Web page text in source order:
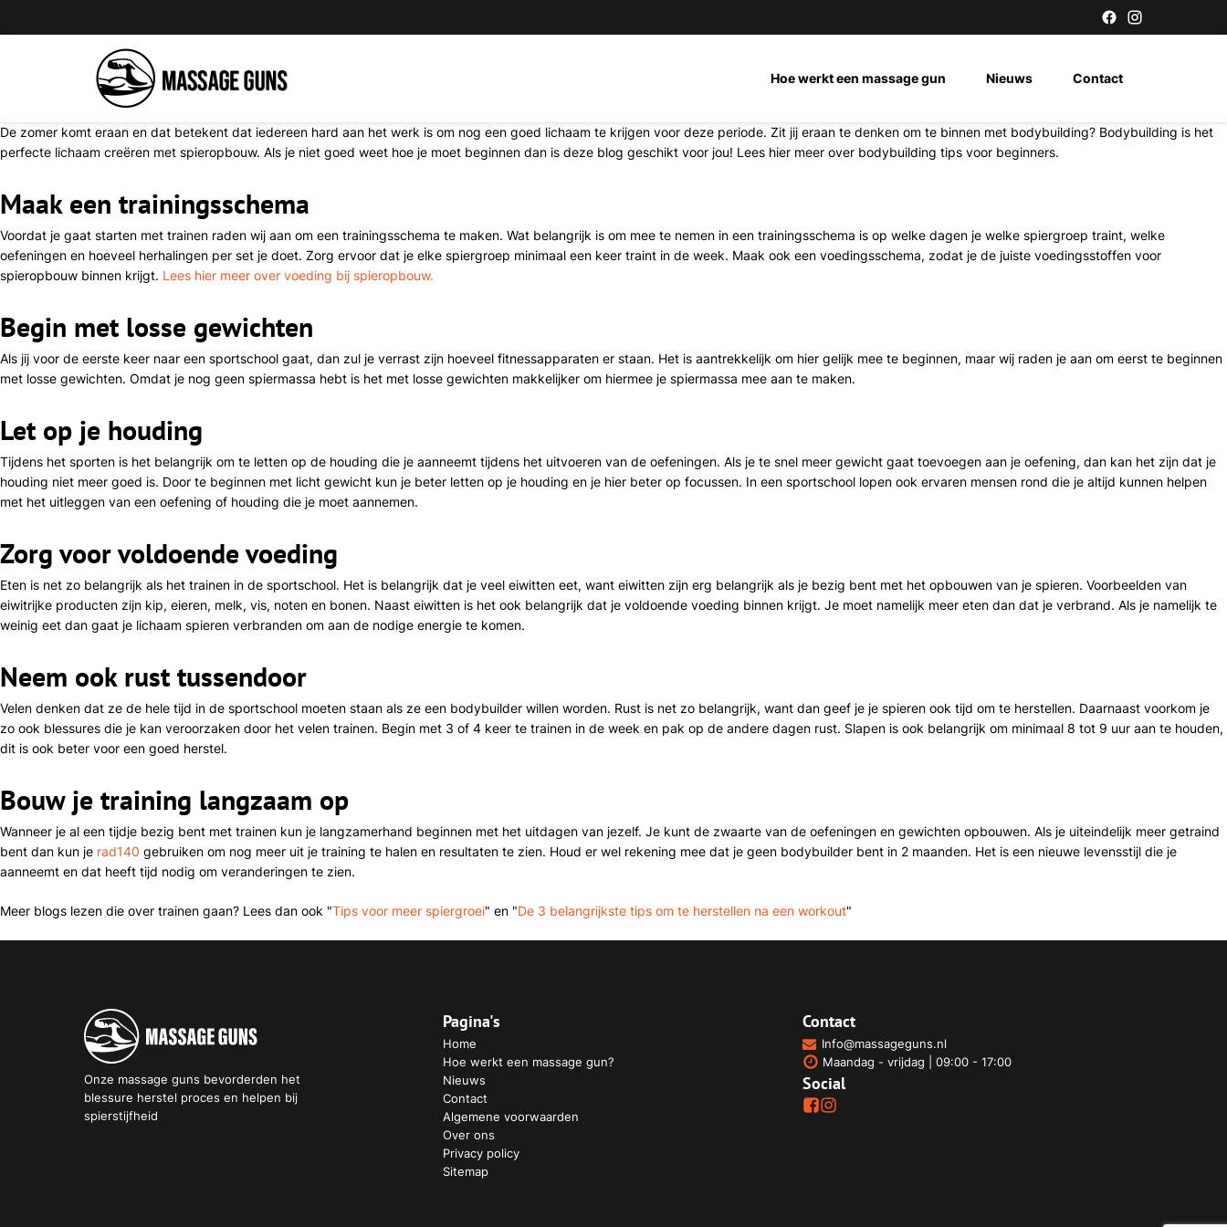
Hoe werkt een massage gun Nieuws Contact
De zomer komt eraan en dat betekent dat iedereen hard aan het werk is om nog een goed lichaam te krijgen voor deze periode. Zit jij eraan te denken om te binnen met bodybuilding? Bodybuilding is het
perfecte lichaam creëren met spieropbouw. Als je niet goed weet hoe je moet beginnen dan is deze blog geschikt voor jou! Lees hier meer over bodybuilding tips voor beginners.
Maak een trainingsschema
Voordat je gaat starten met trainen raden wij aan om een trainingsschema te maken. Wat belangrijk is om mee te nemen in een trainingsschema is op welke dagen je welke spiergroep traint, welke
oefeningen en hoeveel herhalingen per set je doet. Zorg ervoor dat je elke spiergroep minimaal een keer traint in de week. Maak ook een voedingsschema, zodat je de juiste voedingsstoffen voor
spieropbouw binnen krijgt. Lees hier meer over voeding bij spieropbouw.
Begin met losse gewichten
Als jij voor de eerste keer naar een sportschool gaat, dan zul je verrast zijn hoeveel fitnessapparaten er staan. Het is aantrekkelijk om hier gelijk mee te beginnen, maar wij raden je aan om eerst te beginnen
met losse gewichten. Omdat je nog geen spiermassa hebt is het met losse gewichten makkelijker om hiermee je spiermassa mee aan te maken.
Let op je houding
Tijdens het sporten is het belangrijk om te letten op de houding die je aanneemt tijdens het uitvoeren van de oefeningen. Als je te snel meer gewicht gaat toevoegen aan je oefening, dan kan het zijn dat je
houding niet meer goed is. Door te beginnen met licht gewicht kun je beter letten op je houding en je hier beter op focussen. In een sportschool lopen ook ervaren mensen rond die je altijd kunnen helpen
met het uitleggen van een oefening of houding die je moet aannemen.
Zorg voor voldoende voeding
Eten is net zo belangrijk als het trainen in de sportschool. Het is belangrijk dat je veel eiwitten eet, want eiwitten zijn erg belangrijk als je bezig bent met het opbouwen van je spieren. Voorbeelden van
eiwitrijke producten zijn kip, eieren, melk, vis, noten en bonen. Naast eiwitten is het ook belangrijk dat je voldoende voeding binnen krijgt. Je moet namelijk meer eten dan dat je verbrand. Als je namelijk te
weinig eet dan gaat je lichaam spieren verbranden om aan de nodige energie te komen.
Neem ook rust tussendoor
Velen denken dat ze de hele tijd in de sportschool moeten staan als ze een bodybuilder willen worden. Rust is net zo belangrijk, want dan geef je je spieren ook tijd om te herstellen. Daarnaast voorkom je
zo ook blessures die je kan veroorzaken door het velen trainen. Begin met 3 of 4 keer te trainen in de week en pak op de andere dagen rust. Slapen is ook belangrijk om minimaal 8 tot 9 uur aan te houden,
dit is ook beter voor een goed herstel.
Bouw je training langzaam op
Wanneer je al een tijdje bezig bent met trainen kun je langzamerhand beginnen met het uitdagen van jezelf. Je kunt de zwaarte van de oefeningen en gewichten opbouwen. Als je uiteindelijk meer getraind
bent dan kun je rad140 gebruiken om nog meer uit je training te halen en resultaten te zien. Houd er wel rekening mee dat je geen bodybuilder bent in 2 maanden. Het is een nieuwe levensstijl die je
aanneemt en dat heeft tijd nodig om veranderingen te zien.
Meer blogs lezen die over trainen gaan? Lees dan ook "Tips voor meer spiergroei" en "De 3 belangrijkste tips om te herstellen na een workout"
Onze massage guns bevorderden het
blessure herstel proces en helpen bij
spierstijfheid
Pagina's
Home
Hoe werkt een massage gun?
Nieuws
Contact
Algemene voorwaarden
Over ons
Privacy policy
Sitemap
Contact
Info@massageguns.nl
Maandag - vrijdag | 09:00 - 17:00
Social